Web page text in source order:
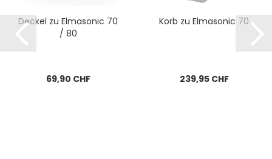
Deckel zu Elmasonic 70
/ 80
69,90 CHF
Korb zu Elmasonic 70
239,95 CHF